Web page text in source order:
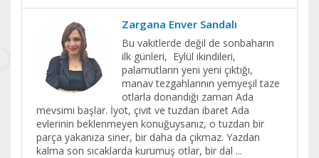
Zargana Enver Sandalı
Bu vakitlerde değil de sonbaharın
ilk günleri, Eylül ikindileri,
palamutların yeni yeni çıktığı,
manav tezgahlarının yemyeşil taze
otlarla donandığı zaman Ada
mevsimi başlar. İyot, çivit ve tuzdan ibaret Ada
evlerinin beklenmeyen konuğuysanız, o tuzdan bir
parça yakanıza siner, bir daha da çıkmaz. Yazdan
kalma son sıcaklarda kurumuş otlar, bir dal ...